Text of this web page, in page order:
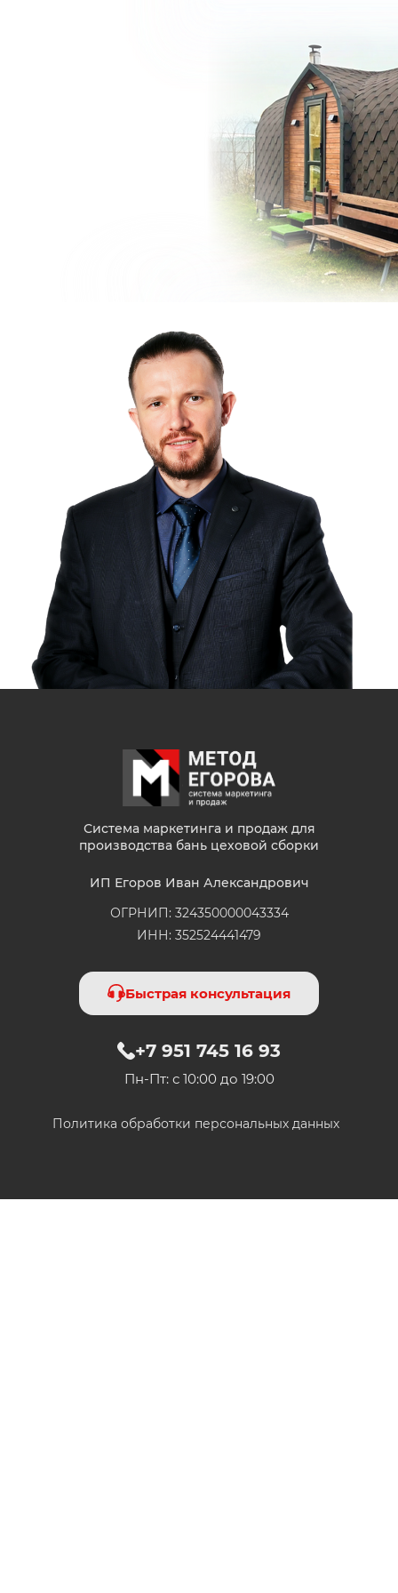
8 лет в маркетинге,
владелец «Метод
Отлично, мы получили
ваши данные!
ближайшее время в
выбранный мессенжер
Система маркетинга и продаж для
производства бань цеховой сборки
ИП Егоров Иван Александрович
ОГРНИП: 324350000043334
ИНН: 352524441479
Быстрая консультация
+7 951 745 16 93
Пн-Пт: с 10:00 до 19:00
Политика обработки персональных данных